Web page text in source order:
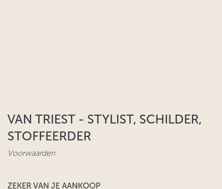
VAN TRIEST - STYLIST, SCHILDER,
STOFFEERDER
Voorwaarden
ZEKER VAN JE AANKOOP